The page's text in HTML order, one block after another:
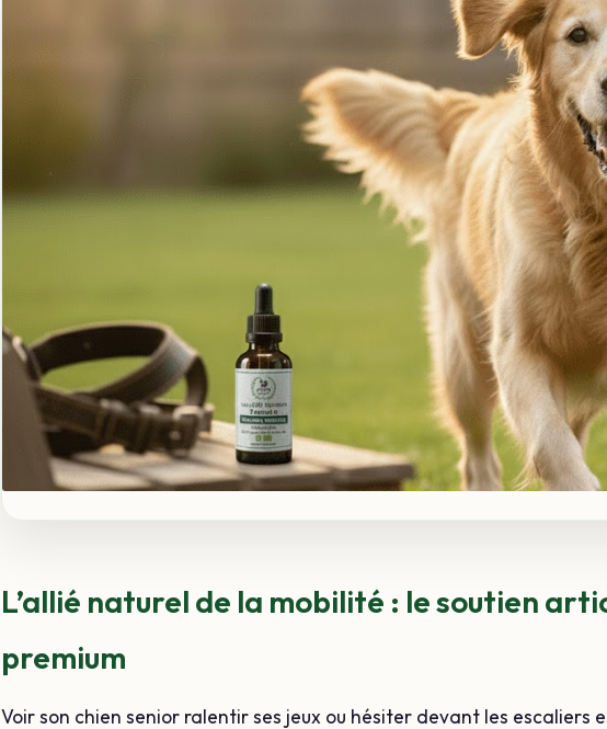
L’allié naturel de la mobilité : le soutien
premium
Voir son chien senior ralentir ses jeux ou hésiter devant les escaliers